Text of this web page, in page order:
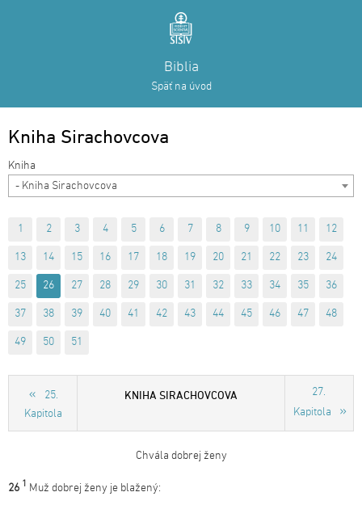
Biblia
Späť na úvod
Kniha Sirachovcova
- Kniha Sirachovcova
1 2 3 4 5 6 7 8 9 10 11 12
13 14 15 16 17 18 19 20 21 22 23 24
25 26 27 28 29 30 31 32 33 34 35 36
37 38 39 40 41 42 43 44 45 46 47 48
49 50 51
25.
Kapitola
KNIHA SIRACHOVCOVA
27.
Kapitola
Chvála dobrej ženy
26 1 Muž dobrej ženy je blažený: